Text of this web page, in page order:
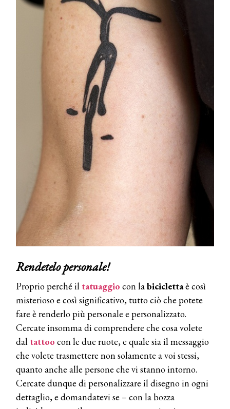
Rendetelo personale!
Proprio perché il tatuaggio con labiciclettaè così
misterioso e così significativo, tutto ciò che potete
fare è renderlo più personale e personalizzato.
Cercate insomma di comprendere che cosa volete
dal tattoo con le due ruote, e quale sia il messaggio
che volete trasmettere non solamente a voi stessi,
quanto anche alle persone che vi stanno intorno.
Cercate dunque di personalizzare il disegno in ogni
dettaglio, e domandatevi se – con la bozza